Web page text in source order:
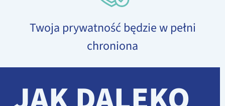
Twoja prywatność będzie w pełni
chroniona